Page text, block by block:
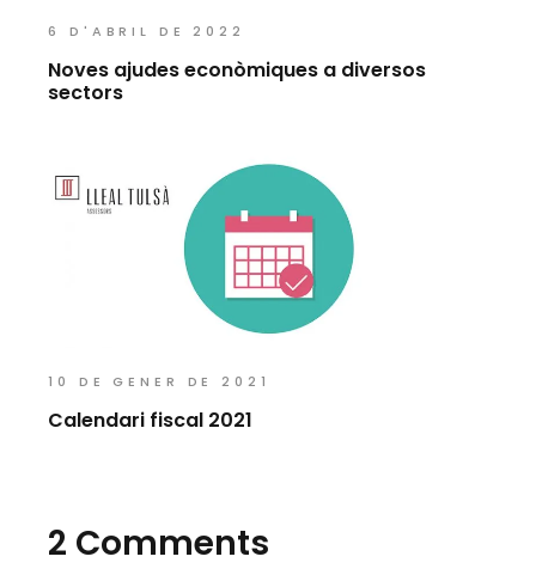
6 D'ABRIL DE 2022
Noves ajudes econòmiques a diversos
sectors
10 DE GENER DE 2021
Calendari fiscal 2021
2 Comments